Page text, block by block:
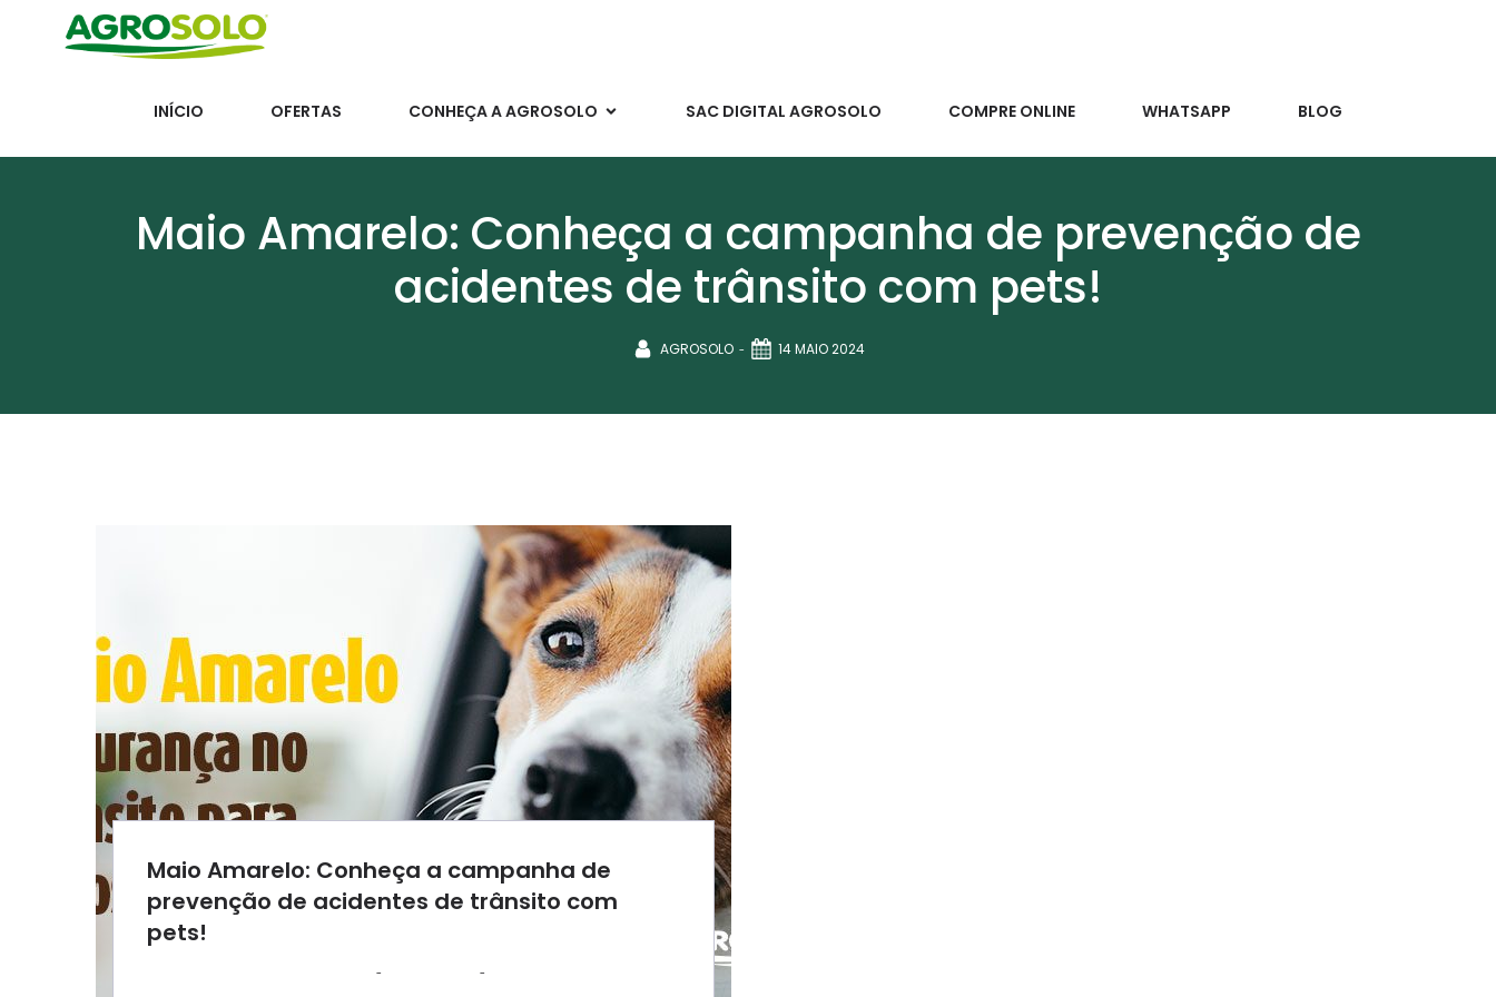
INÍCIO OFERTAS CONHEÇA A AGROSOLO SAC DIGITAL AGROSOLO COMPRE ONLINE WHATSAPP BLOG
Maio Amarelo: Conheça a campanha de prevenção de
acidentes de trânsito com pets!
AGROSOLO - 14 MAIO 2024
Maio Amarelo: Conheça a campanha de
prevenção de acidentes de trânsito com
pets!
- -